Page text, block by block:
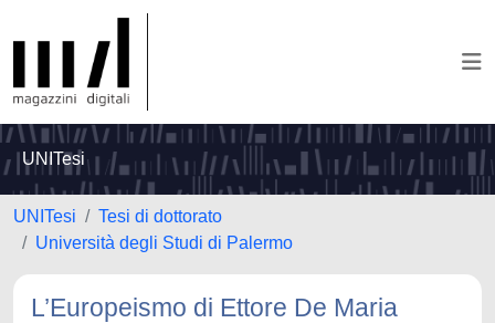
UNITesi
UNITesi
Tesi di dottorato
Università degli Studi di Palermo
L’Europeismo di Ettore De Maria